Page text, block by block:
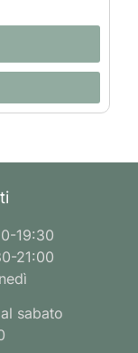
19:30
21:00
sabato